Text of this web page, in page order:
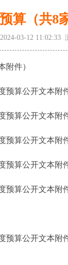
算（共8家
03-12 11:02:33
附件）
预算公开文本附
预算公开文本附
预算公开文本附
预算公开文本附
预算公开文本附
预算公开文本附